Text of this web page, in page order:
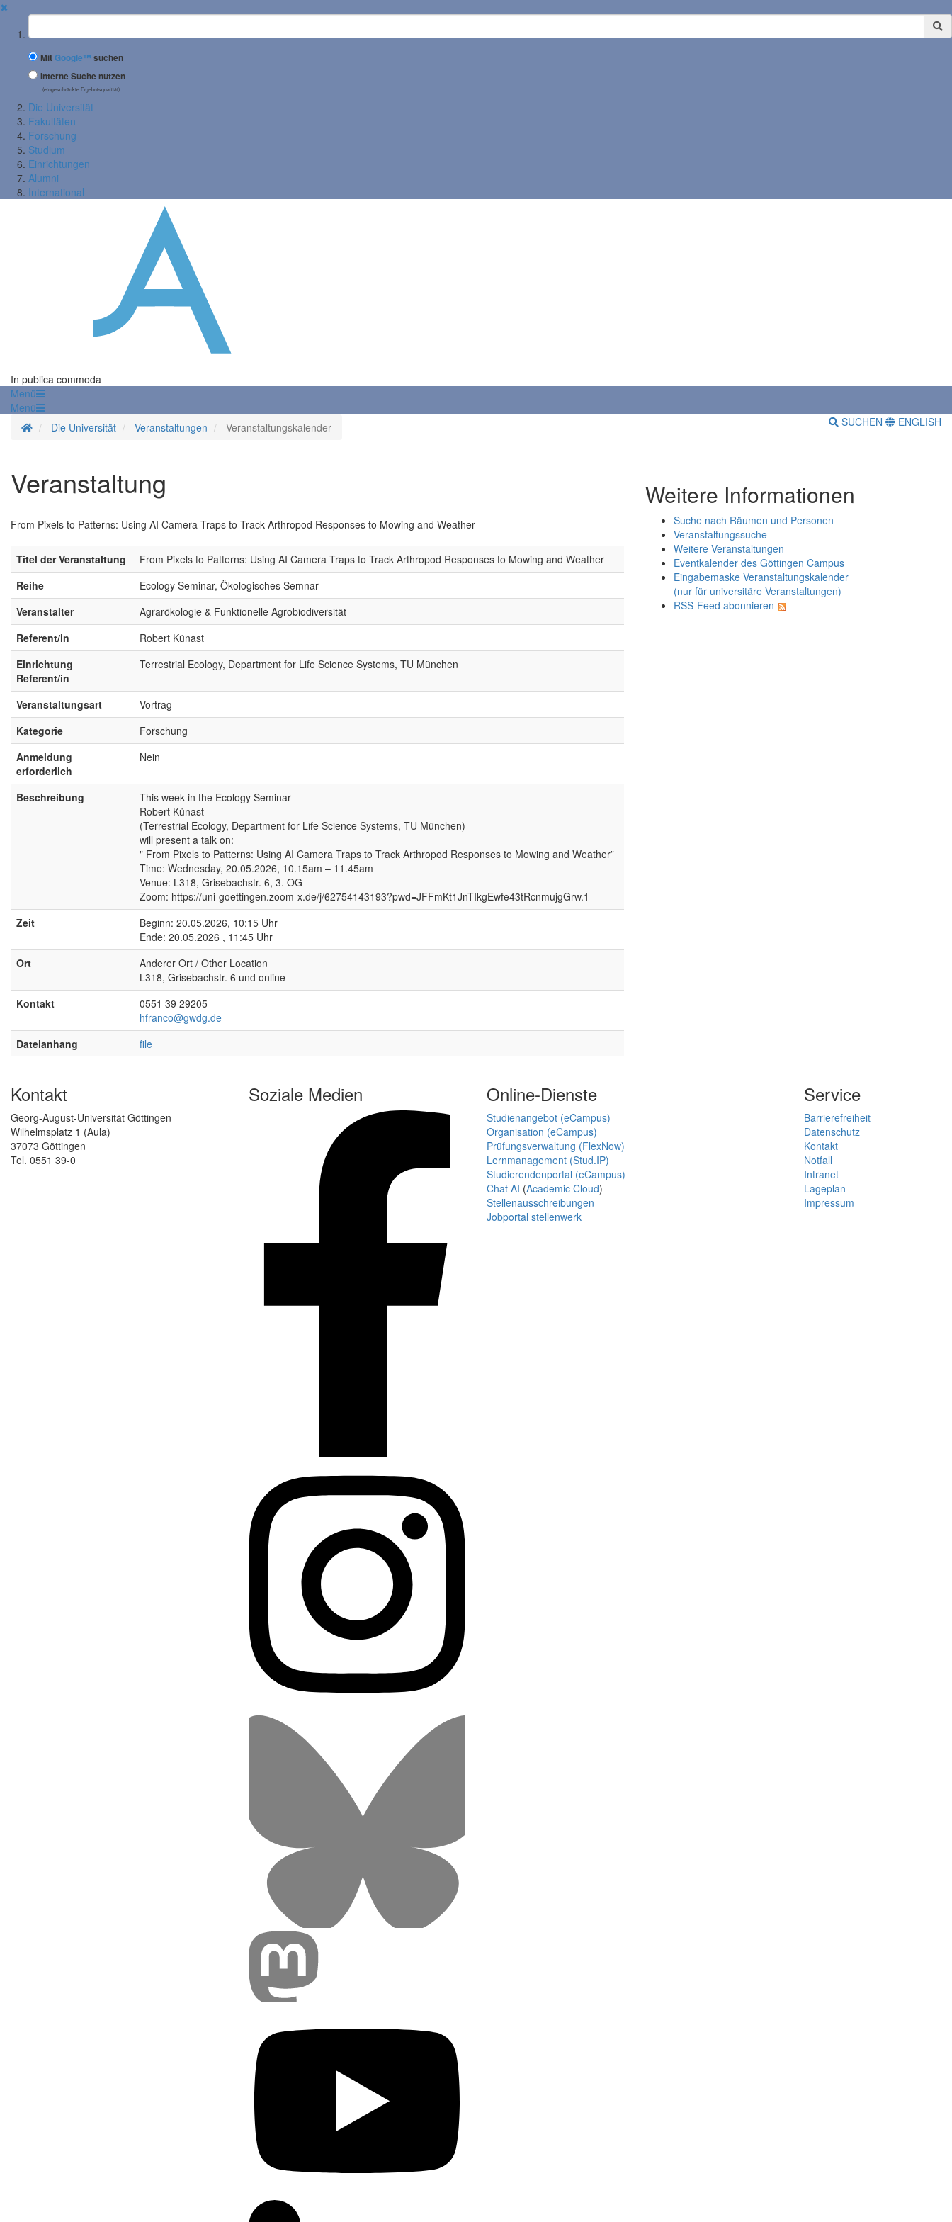
✖
Suchbegriff
MitGoogle™ suchen
Interne Suche nutzen
(eingeschränkte Ergebnisqualität)
Die Universität
Fakultäten
Forschung
Studium
Einrichtungen
Alumni
International
In publica commoda
Menü
Menü
StartseiteDie Universität Veranstaltungen Veranstaltungskalender SUCHEN ENGLISH
Veranstaltung
From Pixels to Patterns: Using AI Camera Traps to Track Arthropod Responses to Mowing and Weather
Titel der Veranstaltung
From Pixels to Patterns: Using AI Camera Traps to Track Arthropod Responses to Mowing and Weather
Reihe
Ecology Seminar, Ökologisches Semnar
Veranstalter
Agrarökologie & Funktionelle Agrobiodiversität
Referent/in
Robert Künast
Einrichtung
Referent/in
Terrestrial Ecology, Department for Life Science Systems, TU München
Veranstaltungsart
Vortrag
Kategorie
Forschung
Anmeldung
erforderlich
Nein
Beschreibung
This week in the Ecology Seminar
Robert Künast
(Terrestrial Ecology, Department for Life Science Systems, TU München)
will present a talk on:
" From Pixels to Patterns: Using AI Camera Traps to Track Arthropod Responses to Mowing and Weather”
Time: Wednesday, 20.05.2026, 10.15am – 11.45am
Venue: L318, Grisebachstr. 6, 3. OG
Zoom: https://uni-goettingen.zoom-x.de/j/62754143193?pwd=JFFmKt1JnTIkgEwfe43tRcnmujgGrw.1
Zeit
Beginn: 20.05.2026, 10:15 Uhr
Ende: 20.05.2026 , 11:45 Uhr
Ort
Anderer Ort / Other Location
L318, Grisebachstr. 6 und online
Kontakt
0551 39 29205
hfranco@gwdg.de
Dateianhang
file
Weitere Informationen
Suche nach Räumen und Personen
Veranstaltungssuche
Weitere Veranstaltungen
Eventkalender des Göttingen Campus
Eingabemaske Veranstaltungskalender
(nur für universitäre Veranstaltungen)
RSS-Feed abonnieren
Kontakt
Georg-August-Universität Göttingen
Wilhelmsplatz 1 (Aula)
37073 Göttingen
Tel. 0551 39-0
Soziale Medien Online-Dienste
Studienangebot (eCampus)
Organisation (eCampus)
Prüfungsverwaltung (FlexNow)
Lernmanagement (Stud.IP)
Studierendenportal (eCampus)
Chat AI (Academic Cloud)
Stellenausschreibungen
Jobportal stellenwerk
Service
Barrierefreiheit
Datenschutz
Kontakt
Notfall
Intranet
Lageplan
Impressum